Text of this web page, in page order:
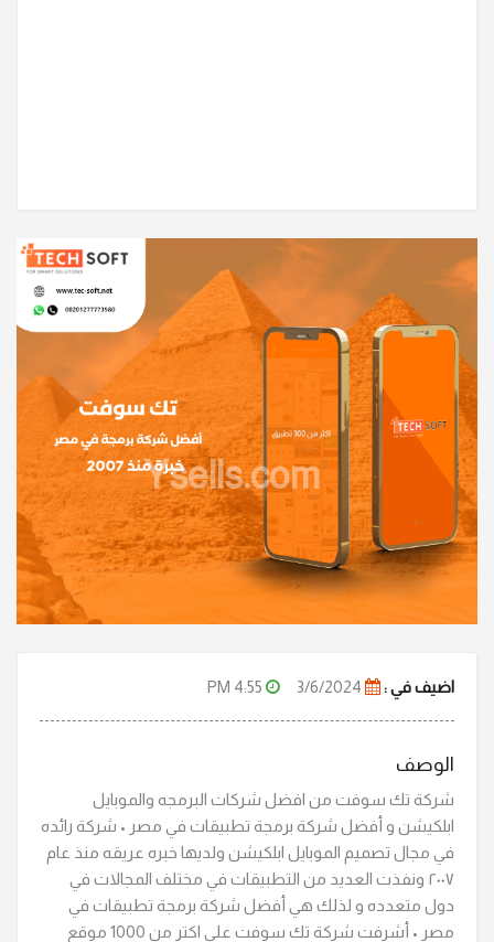
Ysells.com
اضيف في :
الوصف
شركة تك سوفت من افضل شركات البرمجه والموبايل
ابلكيشن و أفضل شركة برمجة تطبيقات في مصر • شركة رائده
في مجال تصميم الموبايل ابلكيشن ولديها خبره عريقه منذ عام
٢٠٠٧ ونفذت العديد من التطبيقات في مختلف المجالات في
دول متعدده و لذلك هي أفضل شركة برمجة تطبيقات في
مصر • أشرفت شركة تك سوفت علي اكتر من 1000 موقع